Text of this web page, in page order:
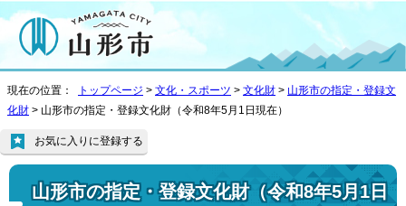
現在の位置： トップページ > 文化・スポーツ > 文化財 > 山形市の指定・登録文
化財 > 山形市の指定・登録文化財（令和8年5月1日現在）
山形市の指定・登録文化財（令和8年5月1日
お気に入りに登録する